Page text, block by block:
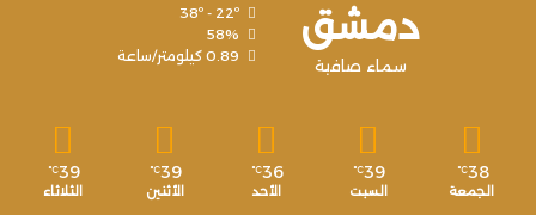
دمشق
سماء صافية
38º - 22º
58%
0.89 كيلومتر/ساعة
38
℃
الجمعة
39
℃
السبت
36
℃
الأحد
39
℃
الأثنين
39
℃
الثلاثاء